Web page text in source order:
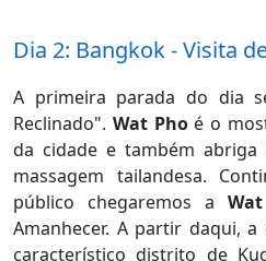
Dia 2: Bangkok - Visita
A primeira parada do dia
Reclinado". Wat Phoé o
da cidade e também
massagem tailandesa.
público chegaremos a
Amanhecer. A partir daqui,
característico distrito de